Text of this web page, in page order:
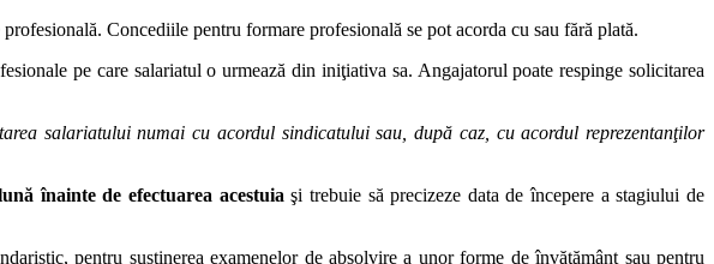
Concediile pentru formare profesională se pot acorda cu sau fără plată.
pe care salariatul o urmează din iniţiativa sa. Angajatorul poate respinge solicitarea
salariatului numai cu acordul sindicatului sau, după caz, cu acordul reprezentanţilor
înainte de efectuarea acestuia şi trebuie să precizeze data de începere a stagiului de
pentru susţinerea examenelor de absolvire a unor forme de învăţământ sau pentru